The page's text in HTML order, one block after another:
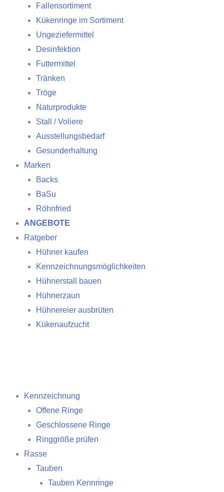
Fallensortiment
Kükenringe im Sortiment
Ungeziefermittel
Desinfektion
Futtermittel
Tränken
Tröge
Naturprodukte
Stall / Voliere
Ausstellungsbedarf
Gesunderhaltung
Marken
Backs
BaSu
Röhnfried
ANGEBOTE
Ratgeber
Hühner kaufen
Kennzeichnungsmöglichkeiten
Hühnerstall bauen
Hühnerzaun
Hühnereier ausbrüten
Kükenaufzucht
Kennzeichnung
Offene Ringe
Geschlossene Ringe
Ringgröße prüfen
Rasse
Tauben
Tauben Kennringe